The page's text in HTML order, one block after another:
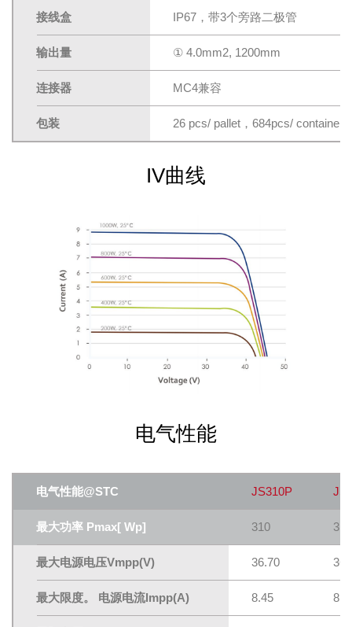
接线盒 IP67，带3个旁路二极管
输出量 ① 4.0mm2, 1200mm
连接器 MC4兼容
包装 26 pcs/ pallet，684pcs/ container
IV曲线
电气性能
电气性能@STC JS310P
最大功率 Pmax[ Wp] 310 315
最大电源电压Vmpp(V) 36.70
最大限度。 电源电流lmpp(A) 8.45